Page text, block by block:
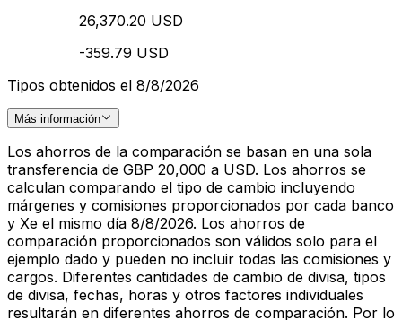
26,370.20 USD
-359.79 USD
Tipos obtenidos el 8/8/2026
Más información
Los ahorros de la comparación se basan en una sola
transferencia de GBP 20,000 a USD. Los ahorros se
calculan comparando el tipo de cambio incluyendo
márgenes y comisiones proporcionados por cada banco
y Xe el mismo día 8/8/2026. Los ahorros de
comparación proporcionados son válidos solo para el
ejemplo dado y pueden no incluir todas las comisiones y
cargos. Diferentes cantidades de cambio de divisa, tipos
de divisa, fechas, horas y otros factores individuales
resultarán en diferentes ahorros de comparación. Por lo